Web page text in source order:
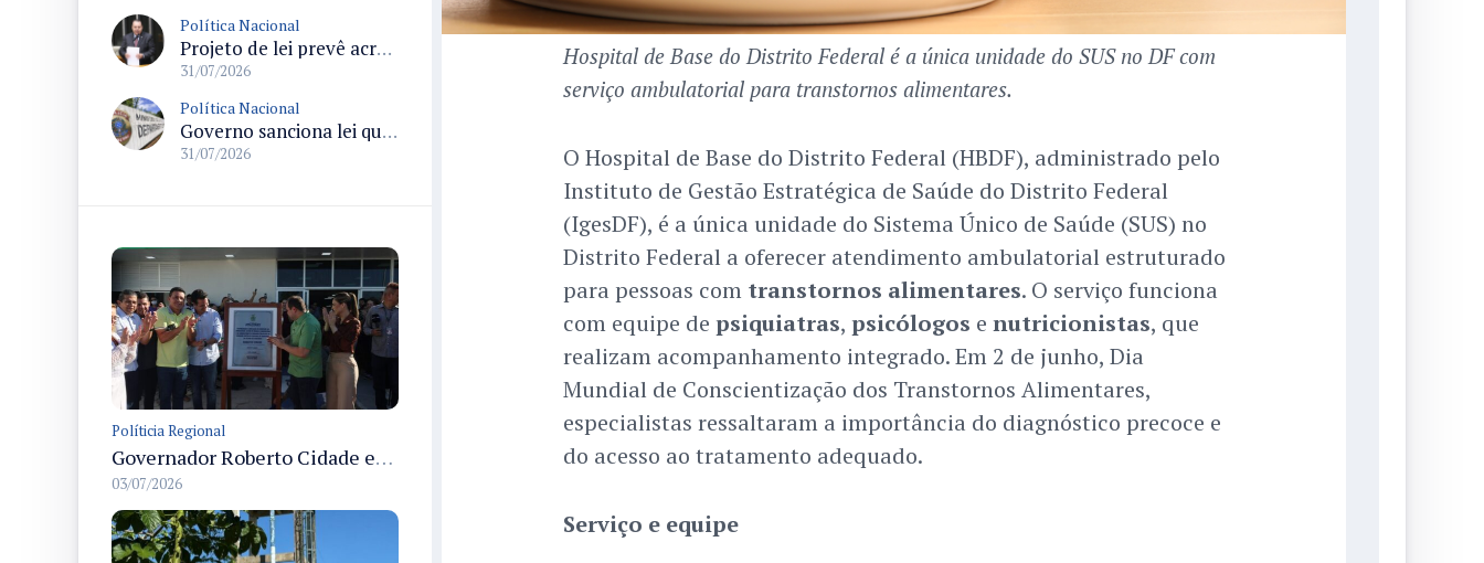
Política Nacional
Projeto de lei prevê acréscimo de 10% na Bolsa-Atleta para quem comprovar matrícula e frequência escolar
31/07/2026
Política Nacional
Governo sanciona lei que destina parte da arrecadação de bets ao Funapol e amplia uso para saúde na Polícia Federal
31/07/2026
Políticia Regional
Governador Roberto Cidade entrega readequação do ambulatório da FCecon e amplia capacidade de atendimento oncológico em Manaus
03/07/2026
Hospital de Base do Distrito Federal é a única unidade do SUS no DF com
serviço ambulatorial para transtornos alimentares.
O Hospital de Base do Distrito Federal (HBDF), administrado pelo
Instituto de Gestão Estratégica de Saúde do Distrito Federal
(IgesDF), é a única unidade do Sistema Único de Saúde (SUS) no
Distrito Federal a oferecer atendimento ambulatorial estruturado
para pessoas com transtornos alimentares. O serviço funciona
com equipe de psiquiatras, psicólogos e nutricionistas, que
realizam acompanhamento integrado. Em 2 de junho, Dia
Mundial de Conscientização dos Transtornos Alimentares,
especialistas ressaltaram a importância do diagnóstico precoce e
do acesso ao tratamento adequado.
Serviço e equipe